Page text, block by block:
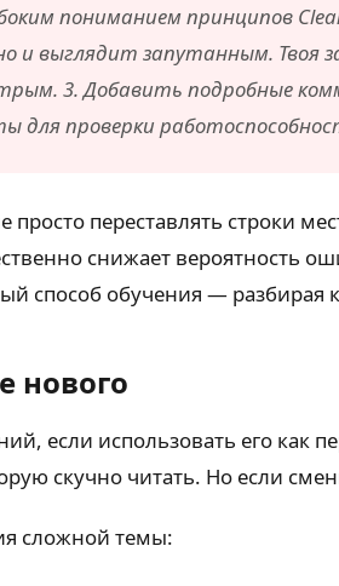
пониманием принципов
и выглядит запутанным. Твоя
3. Добавить подробные
проверки
просто переставлять
снижает вероятность
способ обучения —
нового
если использовать его как
скучно читать. Но если
сложной темы: